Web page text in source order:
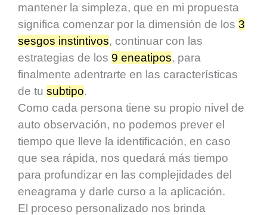
mantener la simpleza, que en mi propuesta
significa comenzar por la dimensión de los 3
sesgos instintivos, continuar con las
estrategias de los 9 eneatipos, para
finalmente adentrarte en las características
de tu subtipo.
Como cada persona tiene su propio nivel de
auto observación, no podemos prever el
tiempo que lleve la identificación, en caso
que sea rápida, nos quedará más tiempo
para profundizar en las complejidades del
eneagrama y darle curso a la aplicación.
El proceso personalizado nos brinda